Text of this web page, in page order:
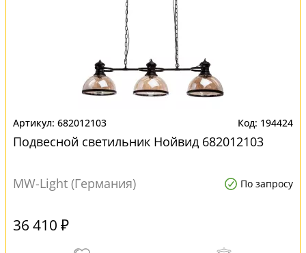
682012103 194424
Подвесной светильник Нойвид 682012103
MW-Light (Германия) По запросу
36 410 ₽